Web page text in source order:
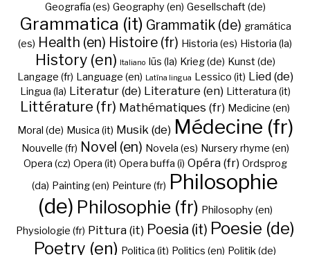
Geografía (es) Geography (en) Gesellschaft (de)
Grammatica (it) Grammatik (de) gramática
(es) Health (en) Histoire (fr) Historia (es) Historia (la)
History (en) Italiano Iūs (la) Krieg (de) Kunst (de)
Langage (fr) Language (en) Latīna lingua Lessico (it) Lied (de)
Lingua (la) Literatur (de) Literature (en) Litteratura (it)
Littérature (fr) Mathématiques (fr) Medicine (en)
Moral (de) Musica (it) Musik (de) Médecine (fr)
Nouvelle (fr) Novel (en) Novela (es) Nursery rhyme (en)
Opera (cz) Opera (it) Opera buffa (i) Opéra (fr) Ordsprog
(da) Painting (en) Peinture (fr) Philosophie
(de) Philosophie (fr) Philosophy (en)
Physiologie (fr) Pittura (it) Poesia (it) Poesie (de)
Poetry (en) Politica (it) Politics (en) Politik (de)